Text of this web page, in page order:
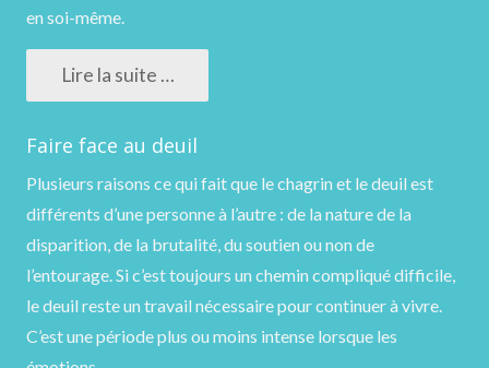
en soi-même.
Lire la suite …
Faire face au deuil
Plusieurs raisons ce qui fait que le chagrin et le deuil est
différents d’une personne à l’autre : de la nature de la
disparition, de la brutalité, du soutien ou non de
l’entourage. Si c’est toujours un chemin compliqué difficile,
le deuil reste un travail nécessaire pour continuer à vivre.
C’est une période plus ou moins intense lorsque les